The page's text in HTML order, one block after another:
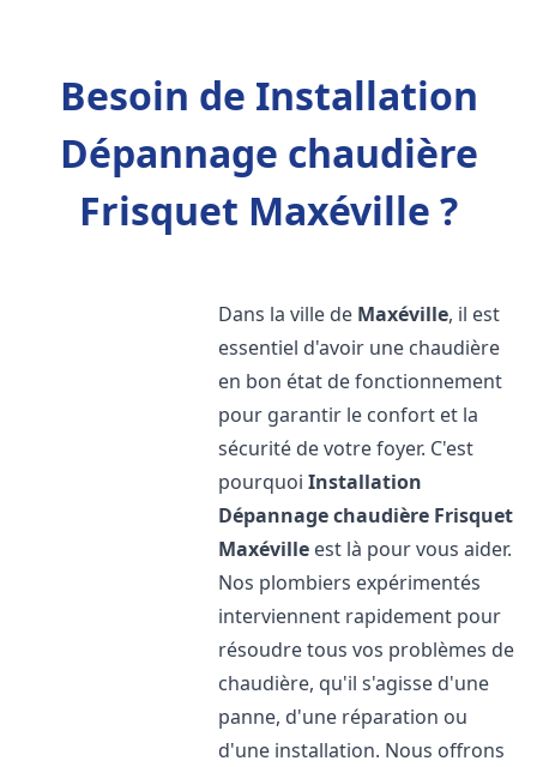
Besoin de Installation
Dépannage chaudière
Frisquet Maxéville ?
Dans la ville de Maxéville, il est
essentiel d'avoir une chaudière
en bon état de fonctionnement
pour garantir le confort et la
sécurité de votre foyer. C'est
pourquoiInstallation
Dépannage chaudière Frisquet
Maxéville est là pour vous aider.
Nos plombiers expérimentés
interviennent rapidement pour
résoudre tous vos problèmes de
chaudière, qu'il s'agisse d'une
panne, d'une réparation ou
d'une installation. Nous offrons